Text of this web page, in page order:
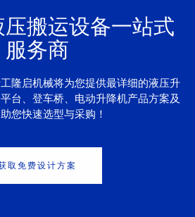
搬运设备一站式
服务商
隆启机械将为您提供最详细的液压升
台、登车桥、电动升降机产品方案及
您快速选型与采购！
取免费设计方案